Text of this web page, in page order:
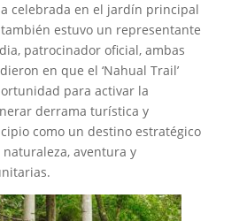
celebrada en el jardín principal
estuvo un representante
patrocinador oficial, ambas
en que el ‘Nahual Trail’
para activar la
derrama turística y
como un destino estratégico
aventura y